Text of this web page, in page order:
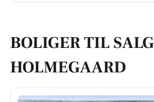
BOLIGER TIL
HOLMEGAARD